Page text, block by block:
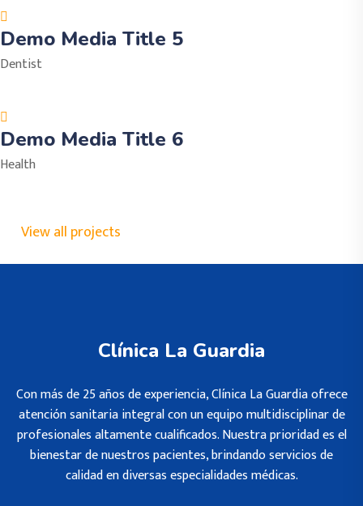
Demo Media Title 5
Dentist
Demo Media Title 6
Health
View all projects
Clínica La Guardia
Con más de 25 años de experiencia, Clínica La Guardia ofrece
atención sanitaria integral con un equipo multidisciplinar de
profesionales altamente cualificados. Nuestra prioridad es el
bienestar de nuestros pacientes, brindando servicios de
calidad en diversas especialidades médicas.